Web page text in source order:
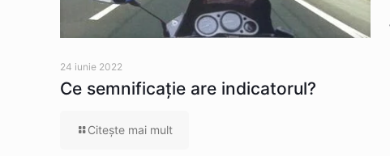
24 iunie 2022
Ce semnificaţie are indicatorul?
Citeşte mai mult